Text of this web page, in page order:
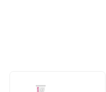
simte eliberată.
zonele acutizate.
Spătarul,36.